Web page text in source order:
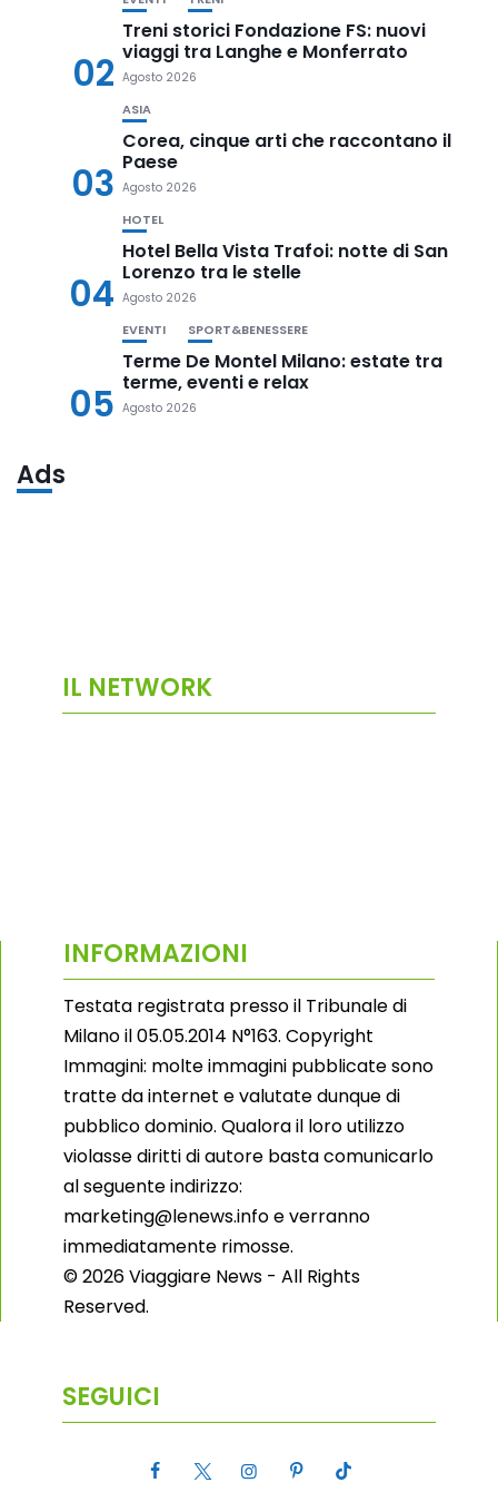
02
Treni storici Fondazione FS: nuovi
viaggi tra Langhe e Monferrato
Agosto 2026
03
ASIA
Corea, cinque arti che raccontano il
Paese
Agosto 2026
04
HOTEL
Hotel Bella Vista Trafoi: notte di San
Lorenzo tra le stelle
Agosto 2026
05
EVENTI SPORT&BENESSERE
Terme De Montel Milano: estate tra
terme, eventi e relax
Agosto 2026
Ads
IL NETWORK
INFORMAZIONI
Testata registrata presso il Tribunale di
Milano il 05.05.2014 N°163. Copyright
Immagini: molte immagini pubblicate sono
tratte da internet e valutate dunque di
pubblico dominio. Qualora il loro utilizzo
violasse diritti di autore basta comunicarlo
al seguente indirizzo:
marketing@lenews.info e verranno
immediatamente rimosse.
© 2026 Viaggiare News - All Rights
Reserved.
SEGUICI